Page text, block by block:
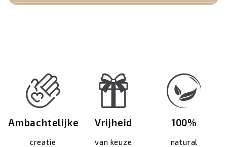
Ambachtelijke
creatie
Vrijheid
van keuze
100%
natural